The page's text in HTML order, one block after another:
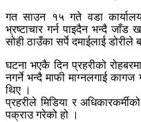
गत साउन १५ गते वडा
भ्रष्टाचार गर्न पाइदैन भन्दै जाँड
सोही ठाउँका सर्पे दमाईलाई
घटना भएकै दिन प्रहरीको
नगर्ने भन्दै माफी माग्नलगाई कागज
थिए ।
प्रहरीले मिडिया र
पक्राउ गरेको हो ।